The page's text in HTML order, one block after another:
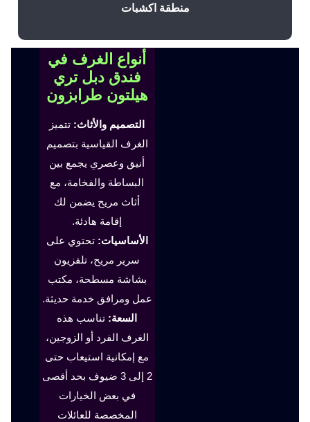
منطقة اكشبات
أنواع الغرف في
فندق دبل تري
هيلتون طرابزون
التصميم والأثاث: تتميز
الغرف القياسية بتصميم
أنيق وعصري يجمع بين
البساطة والفخامة، مع
أثاث مريح يضمن لك
إقامة هادئة.
الأساسيات: تحتوي على
سرير مريح، تلفزيون
بشاشة مسطحة، مكتب
عمل ومرافق خدمة حديثة.
السعة: تناسب هذه
الغرف الفرد أو الزوجين،
مع إمكانية استيعاب حتى
2 إلى 3 ضيوف بحد أقصى
في بعض الخيارات
المخصصة للعائلات